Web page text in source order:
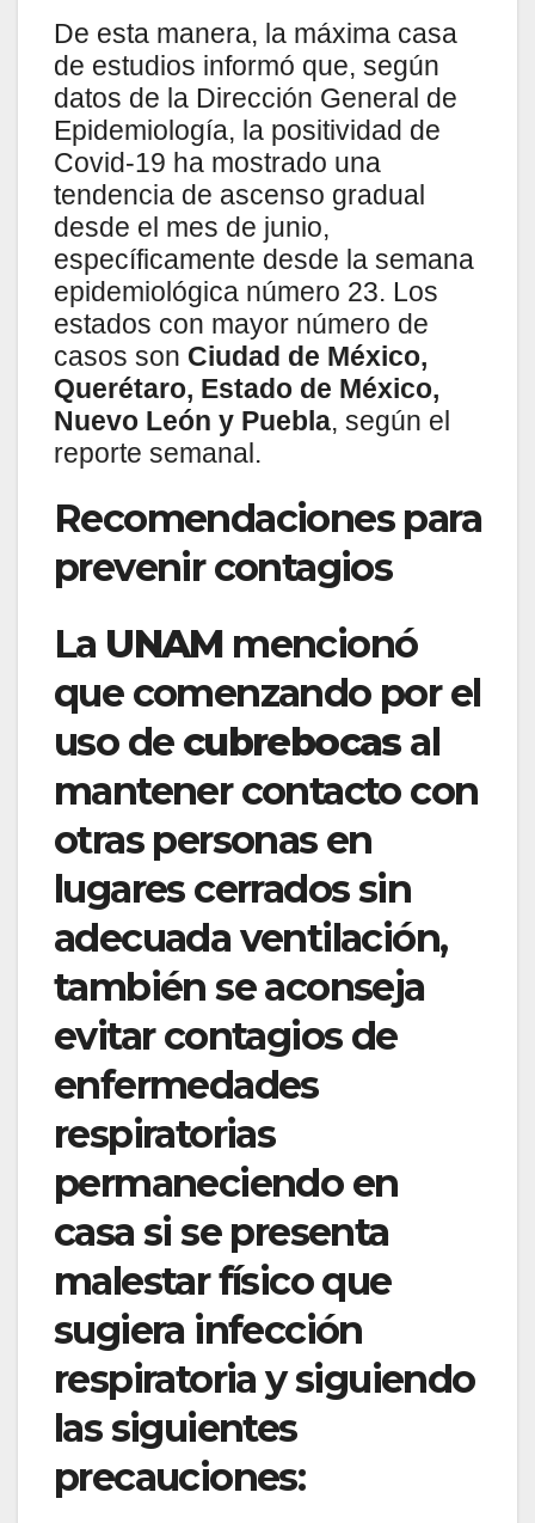
De esta manera, la máxima casa
de estudios informó que, según
datos de la Dirección General de
Epidemiología, la positividad de
Covid-19 ha mostrado una
tendencia de ascenso gradual
desde el mes de junio,
específicamente desde la semana
epidemiológica número 23. Los
estados con mayor número de
casos son Ciudad de México,
Querétaro, Estado de México,
Nuevo León y Puebla, según el
reporte semanal.
Recomendaciones para
prevenir contagios
La UNAMmencionó
que comenzando por el
uso de cubrebocasal
mantener contacto con
otras personas en
lugares cerrados sin
adecuada ventilación,
también se aconseja
evitar contagios de
enfermedades
respiratorias
permaneciendo en
casa si se presenta
malestar físico que
sugiera infección
respiratoria y siguiendo
las siguientes
precauciones: